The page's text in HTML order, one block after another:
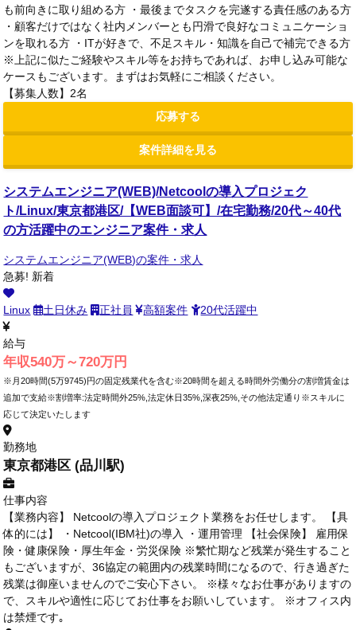
も前向きに取り組める方 ・最後までタスクを完遂する責任感のある方
・顧客だけではなく社内メンバーとも円滑で良好なコミュニケーショ
ンを取れる方 ・ITが好きで、不足スキル・知識を自己で補完できる方
※上記に似たご経験やスキル等をお持ちであれば、お申し込み可能な
ケースもございます。まずはお気軽にご相談ください。
【募集人数】2名
応募する
案件詳細を見る
システムエンジニア(WEB)/Netcoolの導入プロジェク
ト/Linux/東京都港区/【WEB面談可】/在宅勤務/20代～40代
の方活躍中のエンジニア案件・求人
システムエンジニア(WEB)の案件・求人
急募! 新着
Linux 土日休み 正社員 高額案件 20代活躍中
給与
年収540万～720万円
※月20時間(5万9745)円の固定残業代を含む※20時間を超える時間外労働分の割増賃金は
追加で支給※割増率:法定時間外25%,法定休日35%,深夜25%,その他法定通り※スキルに
応じて決定いたします
勤務地
東京都港区 (品川駅)
仕事内容
【業務内容】 Netcoolの導入プロジェクト業務をお任せします。 【具
体的には】 ・Netcool(IBM社)の導入 ・運用管理 【社会保険】 雇用保
険・健康保険・厚生年金・労災保険 ※繁忙期など残業が発生すること
もございますが、36協定の範囲内の残業時間になるので、行き過ぎた
残業は御座いませんのでご安心下さい。 ※様々なお仕事がありますの
で、スキルや適性に応じてお仕事をお願いしています。 ※オフィス内
は禁煙です｡